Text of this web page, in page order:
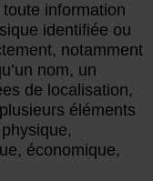
information
identifiée ou
notamment
nom, un
de localisation,
éléments
économique,